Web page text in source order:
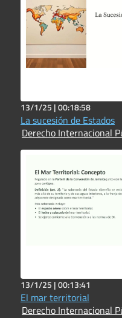
13/1/25 |00:18:58
La sucesión de Estados
Derecho Internacional
13/1/25 |00:13:41
El mar territorial
Derecho Internacional